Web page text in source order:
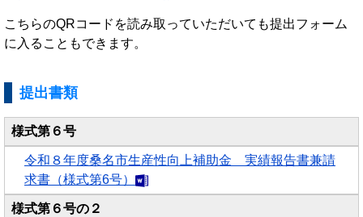
こちらのQRコードを読み取っていただいても提出フォーム
に入ることもできます。
提出書類
様式第６号
令和８年度桑名市生産性向上補助金 実績報告書兼請
求書（様式第6号）
様式第６号の２